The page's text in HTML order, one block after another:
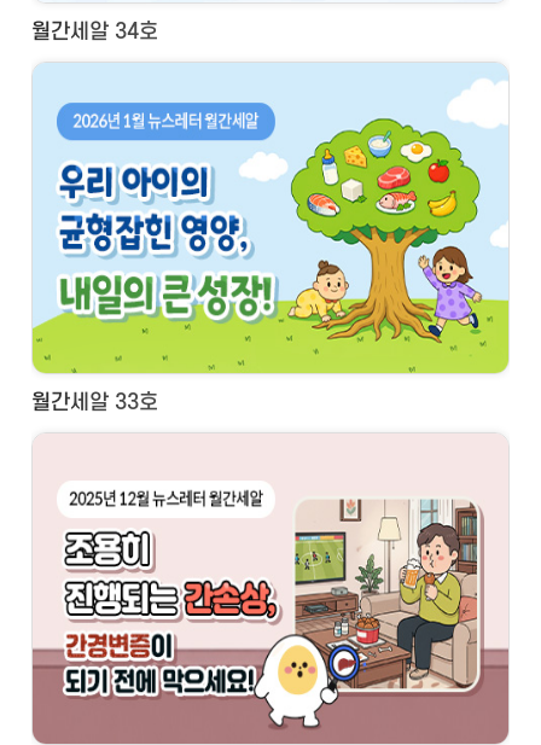
월간세알 34호
월간세알 33호